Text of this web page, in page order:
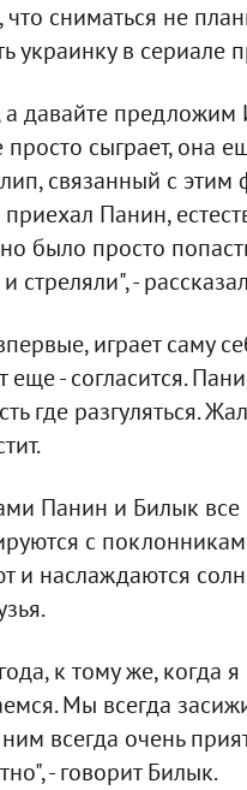
сниматься не
украинку в
давайте предложим
сыграет, она
связанный с этим
Панин,
было просто
стреляли", -
играет саму
- согласится.
где разгуляться.
Панин и Билык все
с
и наслаждаются
к тому же, когда
Мы всегда
всегда очень
- говорит Билык.